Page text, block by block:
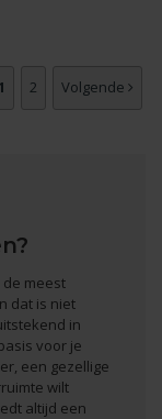
1 2 Volgende
meest
dat is niet
in
voor je
een gezellige
wilt
altijd een